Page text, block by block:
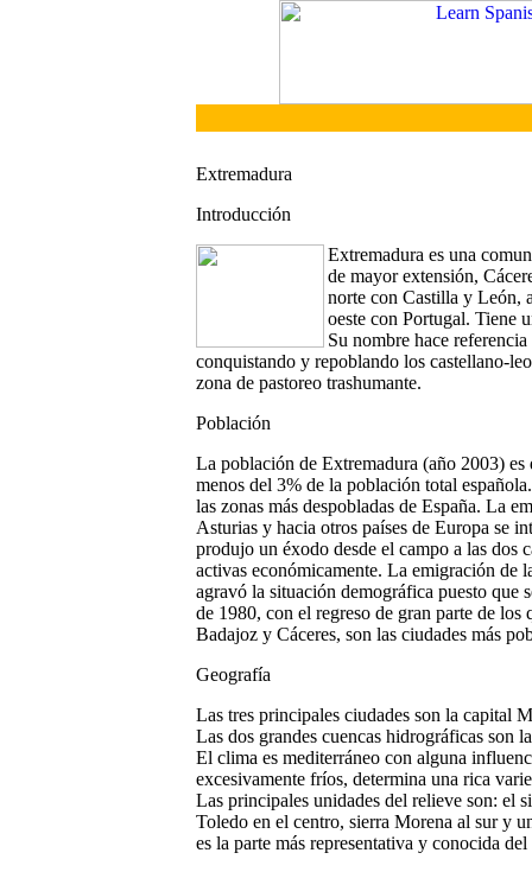
Extremadura
Introducción
Extremadura es una
de mayor extensión,
norte con Castilla y León,
oeste con Portugal. Tiene
Su nombre hace
conquistando y repoblando los castellano-
zona de pastoreo trashumante.
Población
La población de Extremadura (año 2003)
menos del 3% de la población total
las zonas más despobladas de España. La
Asturias y hacia otros países de Europa se
produjo un éxodo desde el campo a las dos
activas económicamente. La emigración de
agravó la situación demográfica puesto que
de 1980, con el regreso de gran parte de
Badajoz y Cáceres, son las ciudades más
Geografía
Las tres principales ciudades son la capital
Las dos grandes cuencas hidrográficas son
El clima es mediterráneo con alguna
excesivamente fríos, determina una rica
Las principales unidades del relieve son: el
Toledo en el centro, sierra Morena al sur y
es la parte más representativa y conocida